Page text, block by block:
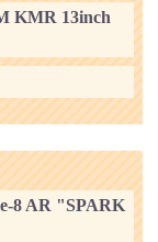
KMR 13inch
8 AR "SPARK